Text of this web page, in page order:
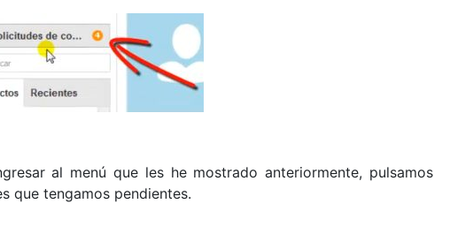
al menú que les he mostrado anteriormente, pulsamos
que tengamos pendientes.